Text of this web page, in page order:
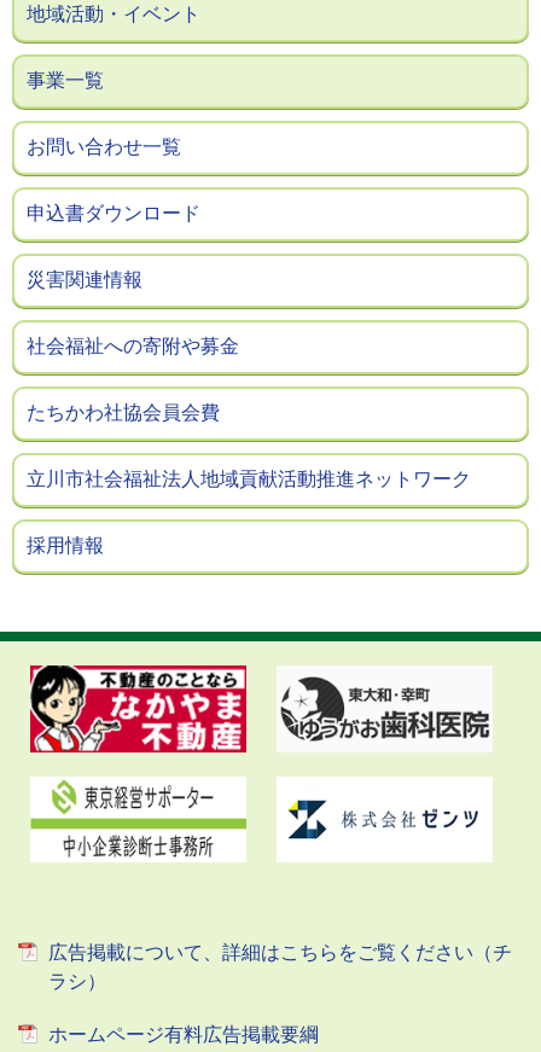
地域活動・イベント
事業一覧
お問い合わせ一覧
申込書ダウンロード
災害関連情報
社会福祉への寄附や募金
たちかわ社協会員会費
立川市社会福祉法人地域貢献活動推進ネットワーク
採用情報
広告掲載について、詳細はこちらをご覧ください（チ
ラシ）
ホームページ有料広告掲載要綱